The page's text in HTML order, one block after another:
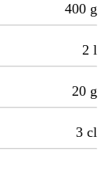
400 g
2 l
20 g
3 cl